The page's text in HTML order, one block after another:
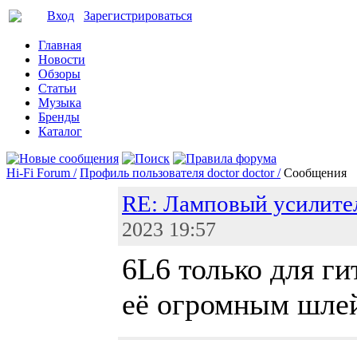
Вход Зарегистрироваться
Главная
Новости
Обзоры
Статьи
Музыка
Бренды
Каталог
Hi-Fi Forum / Профиль пользователя doctor doctor / Сообщения
RE: Ламповый
2023 19:57
6L6 только для
её огромным